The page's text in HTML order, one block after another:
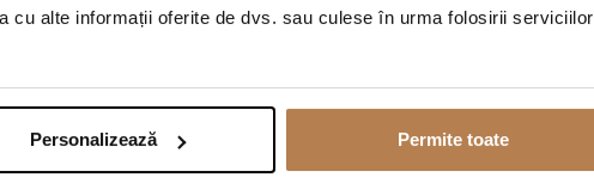
cu alte informații oferite de dvs. sau culese în urma folosirii serviciilor
Personalizează Permite toate